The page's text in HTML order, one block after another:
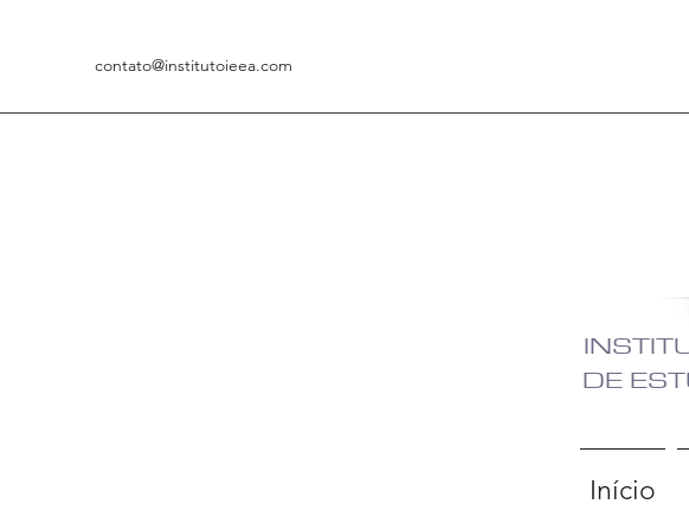
contato@institutoieea.com
DE
Início